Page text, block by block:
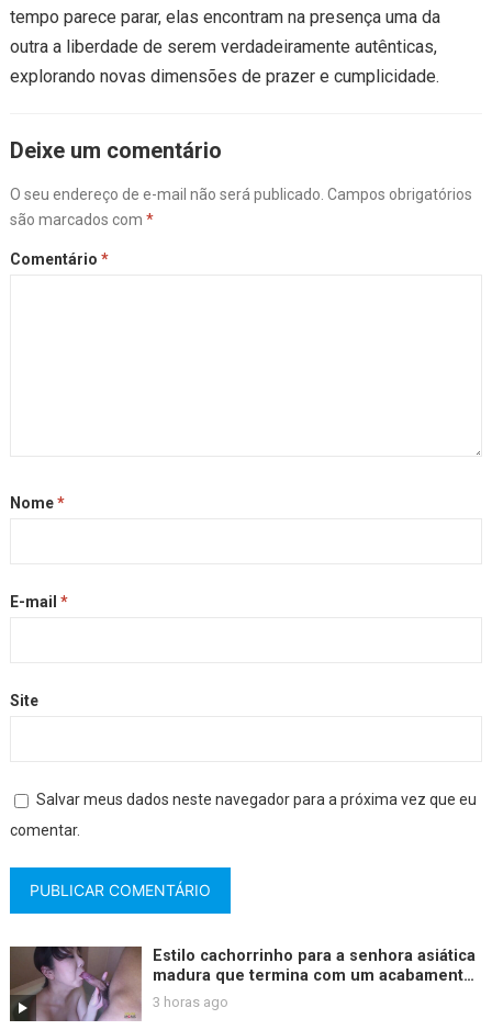
tempo parece parar, elas encontram na presença uma da
outra a liberdade de serem verdadeiramente autênticas,
explorando novas dimensões de prazer e cumplicidade.
Deixe um comentário
O seu endereço de e-mail não será publicado. Campos obrigatórios
são marcados com *
Comentário *
Nome*
E-mail *
Site
Salvar meus dados neste navegador para a próxima vez que eu
comentar.
Estilo cachorrinho para a senhora asiática
madura que termina com um acabamento
de creme desleixado
3 horas ago